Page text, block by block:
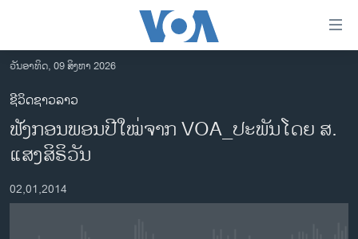
ເຂົ້າ
ຫາ
ຂ້າມ
ຂ້າມ
ຂ້າມ
ໄປ
ຫາ
ຊອກ
ລາວ
ອາເມຣິກາ
ການເລືອກຕັ້ງ ປະທານາທີບໍດີ ສະຫະລັດ 2024
ຂ່າວ​ຈີນ
ວັນອາທິດ, 09 ສິງຫາ 2026
ຊີວິດຊາວລາວ
ຟັງກອນພອນປີໃໝ່ຈາກ VOA_ປະພັນ​ໂດຍ ສ. ​
ແສງ​ສິຣິວັນ
02,01,2014